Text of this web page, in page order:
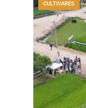
CULTIVARES